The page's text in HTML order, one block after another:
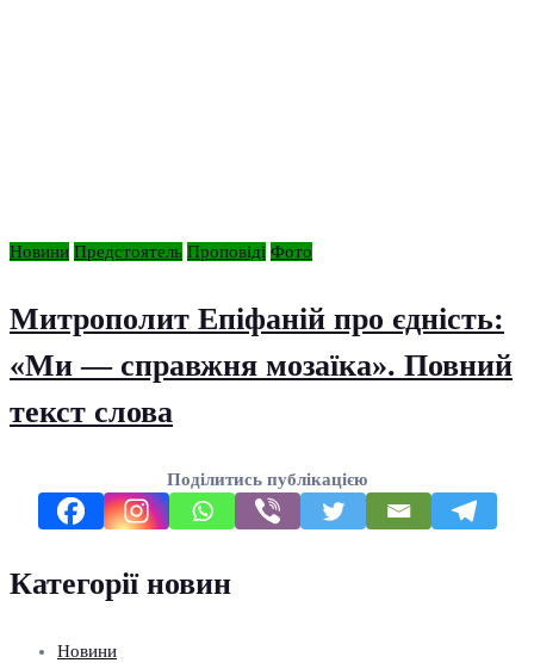
Новини Предстоятель Проповіді Фото
Митрополит Епіфаній про єдність:
«Ми — справжня мозаїка». Повний
текст слова
Поділитись публікацією
Категорії новин
Новини